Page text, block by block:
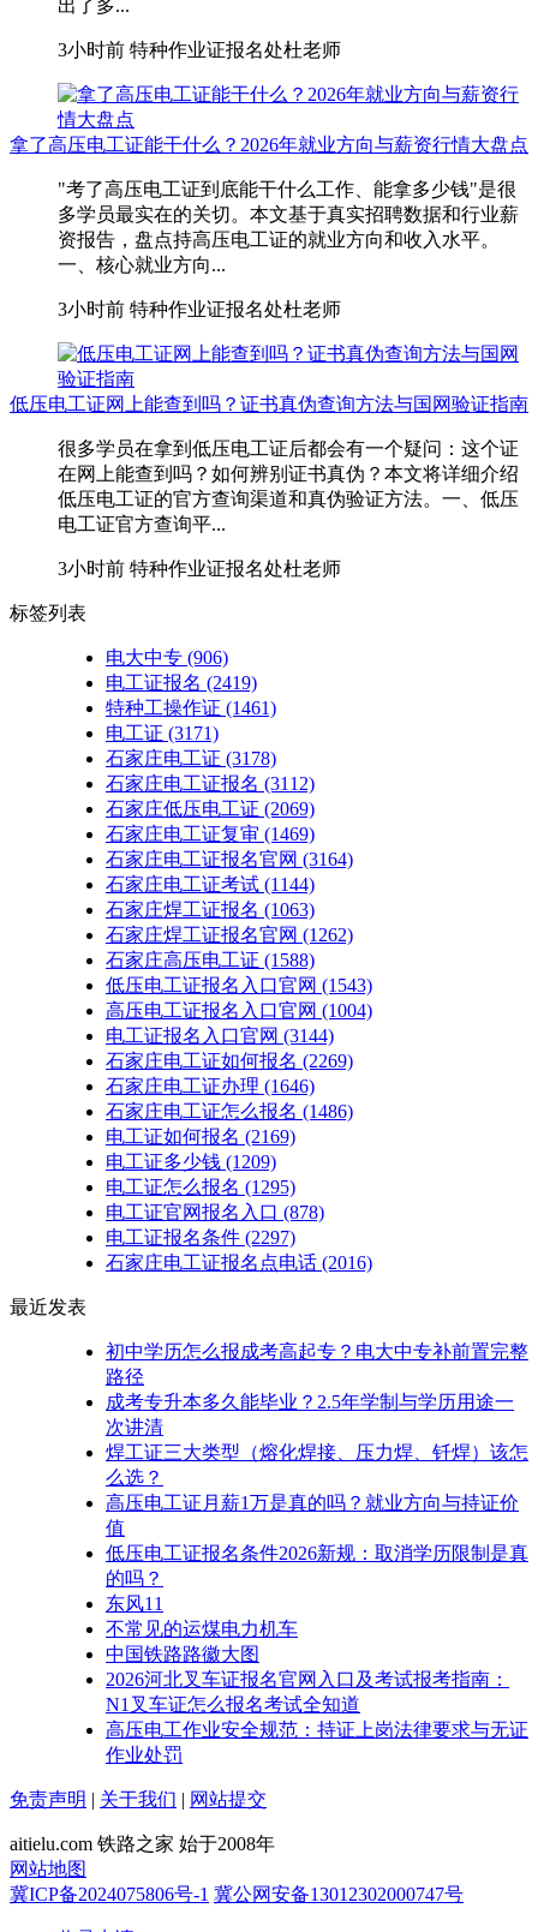
出了多...
3小时前 特种作业证报名处杜老师
拿了高压电工证能干什么？2026年就业方向与薪资行情大盘点
"考了高压电工证到底能干什么工作、能拿多少钱"是很
多学员最实在的关切。本文基于真实招聘数据和行业薪
资报告，盘点持高压电工证的就业方向和收入水平。
一、核心就业方向...
3小时前 特种作业证报名处杜老师
低压电工证网上能查到吗？证书真伪查询方法与国网验证指南
很多学员在拿到低压电工证后都会有一个疑问：这个证
在网上能查到吗？如何辨别证书真伪？本文将详细介绍
低压电工证的官方查询渠道和真伪验证方法。一、低压
电工证官方查询平...
3小时前 特种作业证报名处杜老师
标签列表
电大中专 (906)
电工证报名 (2419)
特种工操作证 (1461)
电工证 (3171)
石家庄电工证 (3178)
石家庄电工证报名 (3112)
石家庄低压电工证 (2069)
石家庄电工证复审 (1469)
石家庄电工证报名官网 (3164)
石家庄电工证考试 (1144)
石家庄焊工证报名 (1063)
石家庄焊工证报名官网 (1262)
石家庄高压电工证 (1588)
低压电工证报名入口官网 (1543)
高压电工证报名入口官网 (1004)
电工证报名入口官网 (3144)
石家庄电工证如何报名 (2269)
石家庄电工证办理 (1646)
石家庄电工证怎么报名 (1486)
电工证如何报名 (2169)
电工证多少钱 (1209)
电工证怎么报名 (1295)
电工证官网报名入口 (878)
电工证报名条件 (2297)
石家庄电工证报名点电话 (2016)
最近发表
初中学历怎么报成考高起专？电大中专补前置完整
路径
成考专升本多久能毕业？2.5年学制与学历用途一
次讲清
焊工证三大类型（熔化焊接、压力焊、钎焊）该怎
么选？
高压电工证月薪1万是真的吗？就业方向与持证价
值
低压电工证报名条件2026新规：取消学历限制是真
的吗？
东风11
不常见的运煤电力机车
中国铁路路徽大图
2026河北叉车证报名官网入口及考试报考指南：
N1叉车证怎么报名考试全知道
高压电工作业安全规范：持证上岗法律要求与无证
作业处罚
免责声明 | 关于我们 | 网站提交
aitielu.com 铁路之家 始于2008年
网站地图
冀ICP备2024075806号-1 冀公网安备13012302000747号